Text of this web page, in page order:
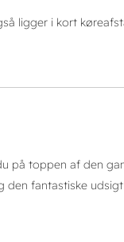
ligger i kort
på toppen af den
den fantastiske